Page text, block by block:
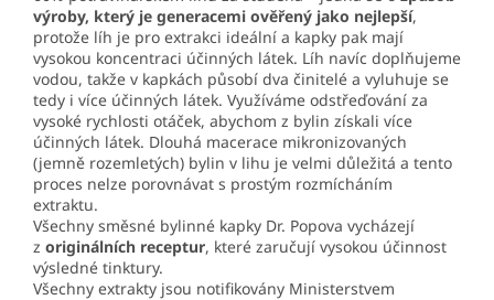
výroby, který je generacemi ověřený jako nejlepší,
protože líh je pro extrakci ideální a kapky pak mají
vysokou koncentraci účinných látek. Líh navíc doplňujeme
vodou, takže v kapkách působí dva činitelé a vyluhuje se
tedy i více účinných látek. Využíváme odstřeďování za
vysoké rychlosti otáček, abychom z bylin získali více
účinných látek. Dlouhá macerace mikronizovaných
(jemně rozemletých) bylin v lihu je velmi důležitá a tento
proces nelze porovnávat s prostým rozmícháním
extraktu.
Všechny směsné bylinné kapky Dr. Popova vycházejí
z originálních receptur, které zaručují vysokou účinnost
výsledné tinktury.
Všechny extrakty jsou notifikovány Ministerstvem